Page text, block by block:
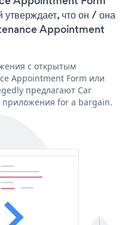
что он / она
Appointment
с открытым
Appointment Form или
предлагают Car
for a bargain.